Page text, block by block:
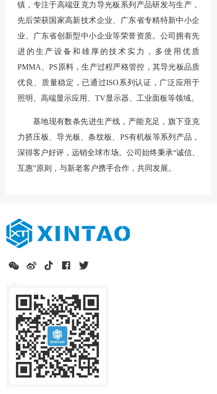
镇，专注于高端亚克力导光板系列产品研发与生产，
先后荣获国家高新技术企业、广东省专精特新中小企
业、广东省创新型中小企业等荣誉资质。公司拥有先
进的生产设备和雄厚的技术实力，多使用优质
PMMA、PS原料，生产过程严格管控，其导光板品质
优良、质量稳定，已通过ISO系列认证，广泛应用于
照明、高端显示应用、TV显示器、工业面板等领域。
基地现有数条先进生产线，产能充足，旗下亚克
力挤压板、导光板、条纹板、PS有机板等系列产品，
深得客户好评，远销全球市场。公司始终秉承“诚信、
互惠”原则，与新老客户携手合作，共同发展。